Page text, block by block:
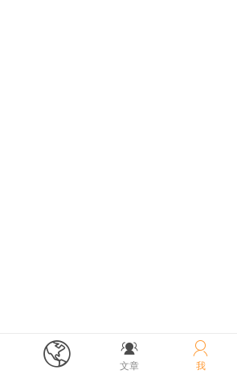
 
文章

我